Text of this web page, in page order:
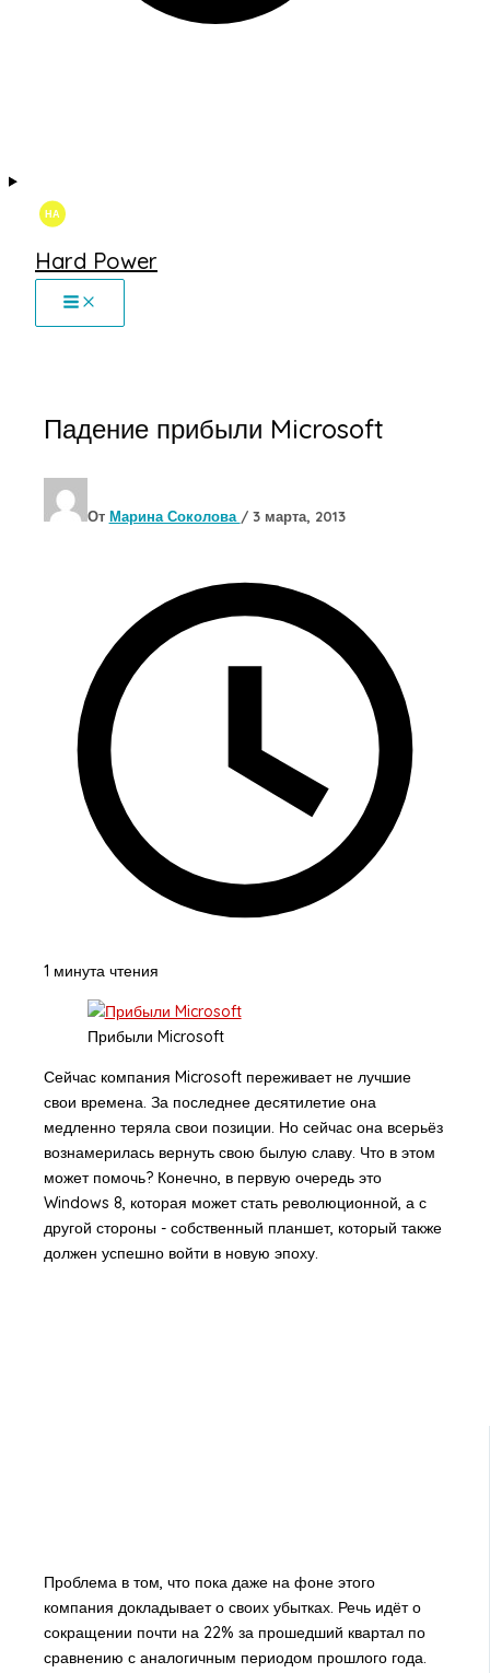
Hard Power
Падение прибыли Microsoft
От Марина Соколова / 3 марта, 2013
1 минута чтения
Прибыли Microsoft
Сейчас компания Microsoft переживает не лучшие
свои времена. За последнее десятилетие она
медленно теряла свои позиции. Но сейчас она всерьёз
вознамерилась вернуть свою былую славу. Что в этом
может помочь? Конечно, в первую очередь это
Windows 8, которая может стать революционной, а с
другой стороны - собственный планшет, который также
должен успешно войти в новую эпоху.
Проблема в том, что пока даже на фоне этого
компания докладывает о своих убытках. Речь идёт о
сокращении почти на 22% за прошедший квартал по
сравнению с аналогичным периодом прошлого года.